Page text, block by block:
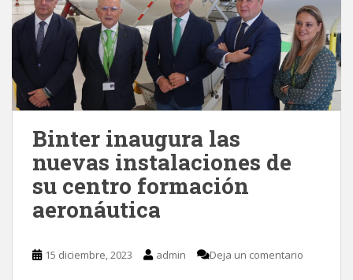
Binter inaugura las
nuevas instalaciones de
su centro formación
aeronáutica
15 diciembre, 2023 admin Deja un comentario